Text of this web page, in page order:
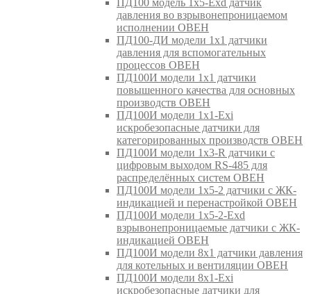
ПД100 модель 1х5-Exd датчик
давления во взрывонепроницаемом
исполнении ОВЕН
ПД100-ДИ модели 1х1 датчики
давления для вспомогательных
процессов ОВЕН
ПД100И модели 1х1 датчики
повышенного качества для основных
производств ОВЕН
ПД100И модели 1х1-Exi
искробезопасные датчики для
категорированных производств ОВЕН
ПД100И модели 1х3-R датчики с
цифровым выходом RS-485 для
распределённых систем ОВЕН
ПД100И модели 1х5-2 датчики с ЖК-
индикацией и перенастройкой ОВЕН
ПД100И модели 1х5-2-Exd
взрывонепроницаемые датчики с ЖК-
индикацией ОВЕН
ПД100И модели 8х1 датчики давления
для котельных и вентиляции ОВЕН
ПД100И модели 8х1-Exi
искробезопасные датчики для